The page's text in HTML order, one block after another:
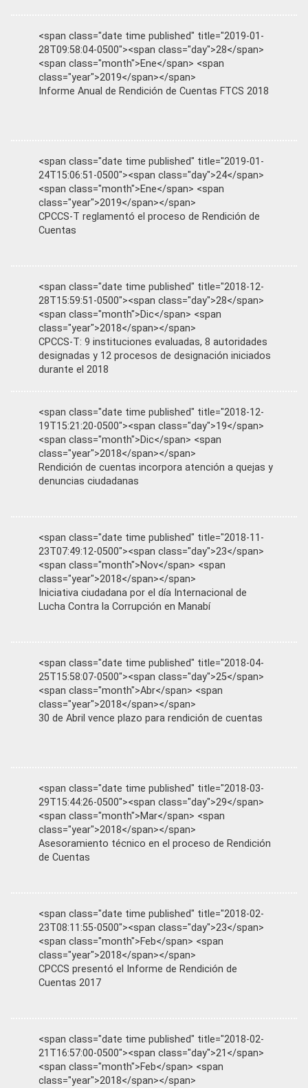
<span class="date time published" title="2019-01-
28T09:58:04-0500"><span class="day">28</span>
<span class="month">Ene</span> <span
class="year">2019</span></span>
Informe Anual de Rendición de Cuentas FTCS 2018
<span class="date time published" title="2019-01-
24T15:06:51-0500"><span class="day">24</span>
<span class="month">Ene</span> <span
class="year">2019</span></span>
CPCCS-T reglamentó el proceso de Rendición de
Cuentas
<span class="date time published" title="2018-12-
28T15:59:51-0500"><span class="day">28</span>
<span class="month">Dic</span> <span
class="year">2018</span></span>
CPCCS-T: 9 instituciones evaluadas, 8 autoridades
designadas y 12 procesos de designación iniciados
durante el 2018
<span class="date time published" title="2018-12-
19T15:21:20-0500"><span class="day">19</span>
<span class="month">Dic</span> <span
class="year">2018</span></span>
Rendición de cuentas incorpora atención a quejas y
denuncias ciudadanas
<span class="date time published" title="2018-11-
23T07:49:12-0500"><span class="day">23</span>
<span class="month">Nov</span> <span
class="year">2018</span></span>
Iniciativa ciudadana por el día Internacional de
Lucha Contra la Corrupción en Manabí
<span class="date time published" title="2018-04-
25T15:58:07-0500"><span class="day">25</span>
<span class="month">Abr</span> <span
class="year">2018</span></span>
30 de Abril vence plazo para rendición de cuentas
<span class="date time published" title="2018-03-
29T15:44:26-0500"><span class="day">29</span>
<span class="month">Mar</span> <span
class="year">2018</span></span>
Asesoramiento técnico en el proceso de Rendición
de Cuentas
<span class="date time published" title="2018-02-
23T08:11:55-0500"><span class="day">23</span>
<span class="month">Feb</span> <span
class="year">2018</span></span>
CPCCS presentó el Informe de Rendición de
Cuentas 2017
<span class="date time published" title="2018-02-
21T16:57:00-0500"><span class="day">21</span>
<span class="month">Feb</span> <span
class="year">2018</span></span>